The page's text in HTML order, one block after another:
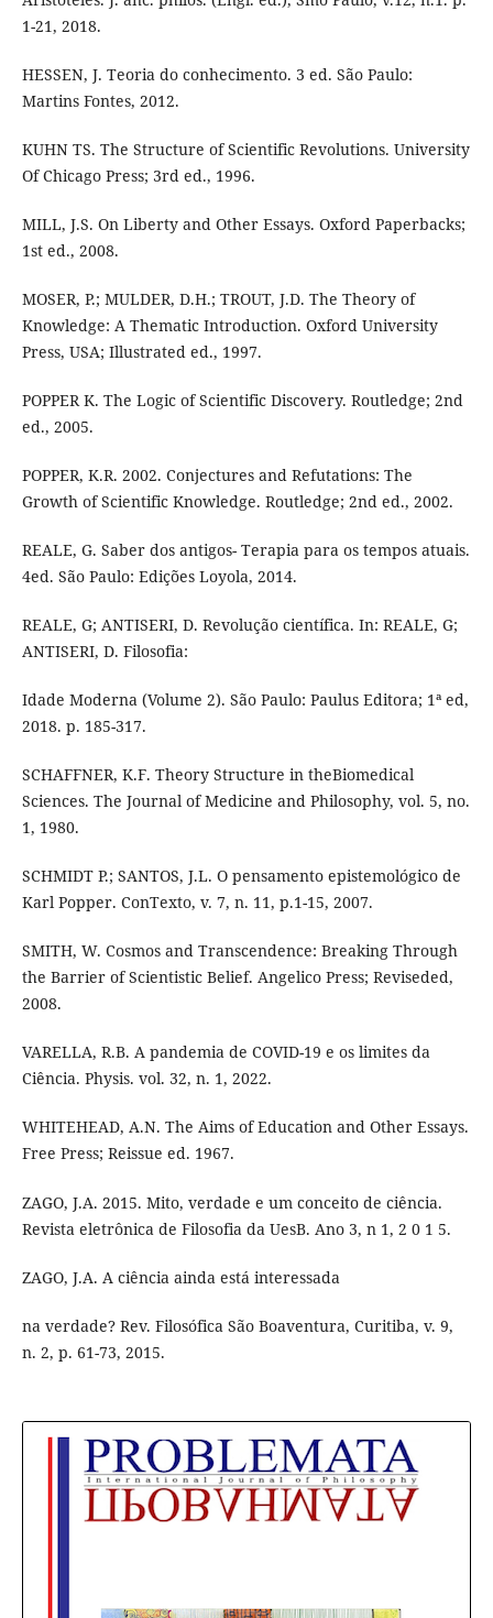
1-21, 2018.
HESSEN, J. Teoria do conhecimento. 3 ed. São Paulo:
Martins Fontes, 2012.
KUHN TS. The Structure of Scientific Revolutions. University
Of Chicago Press; 3rd ed., 1996.
MILL, J.S. On Liberty and Other Essays. Oxford Paperbacks;
1st ed., 2008.
MOSER, P.; MULDER, D.H.; TROUT, J.D. The Theory of
Knowledge: A Thematic Introduction. Oxford University
Press, USA; Illustrated ed., 1997.
POPPER K. The Logic of Scientific Discovery. Routledge; 2nd
ed., 2005.
POPPER, K.R. 2002. Conjectures and Refutations: The
Growth of Scientific Knowledge. Routledge; 2nd ed., 2002.
REALE, G. Saber dos antigos- Terapia para os tempos atuais.
4ed. São Paulo: Edições Loyola, 2014.
REALE, G; ANTISERI, D. Revolução científica. In: REALE, G;
ANTISERI, D. Filosofia:
Idade Moderna (Volume 2). São Paulo: Paulus Editora; 1ª ed,
2018. p. 185-317.
SCHAFFNER, K.F. Theory Structure in theBiomedical
Sciences. The Journal of Medicine and Philosophy, vol. 5, no.
1, 1980.
SCHMIDT P.; SANTOS, J.L. O pensamento epistemológico de
Karl Popper. ConTexto, v. 7, n. 11, p.1-15, 2007.
SMITH, W. Cosmos and Transcendence: Breaking Through
the Barrier of Scientistic Belief. Angelico Press; Reviseded,
2008.
VARELLA, R.B. A pandemia de COVID-19 e os limites da
Ciência. Physis. vol. 32, n. 1, 2022.
WHITEHEAD, A.N. The Aims of Education and Other Essays.
Free Press; Reissue ed. 1967.
ZAGO, J.A. 2015. Mito, verdade e um conceito de ciência.
Revista eletrônica de Filosofia da UesB. Ano 3, n 1, 2 0 1 5.
ZAGO, J.A. A ciência ainda está interessada
na verdade? Rev. Filosófica São Boaventura, Curitiba, v. 9,
n. 2, p. 61-73, 2015.